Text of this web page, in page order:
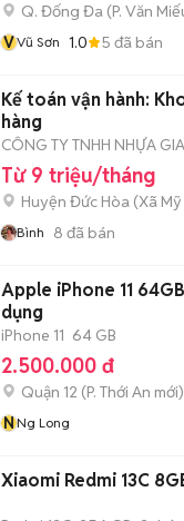
Q. Đống Đa (P. Văn
VVũ Sơn 1.0 5 đã bán
Kế toán vận hành:
hàng
CÔNG TY TNHH NHỰA
Từ 9 triệu/tháng
Huyện Đức Hòa (Xã
Bình 8 đã bán
Apple iPhone 11
dụng
iPhone 11 64 GB
2.500.000 đ
Quận 12 (P. Thới An mới)
NNg Long
Xiaomi Redmi 13C